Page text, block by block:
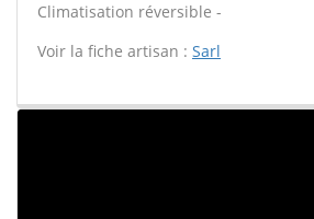
Climatisation réversible -
Voir la fiche artisan : Sarl